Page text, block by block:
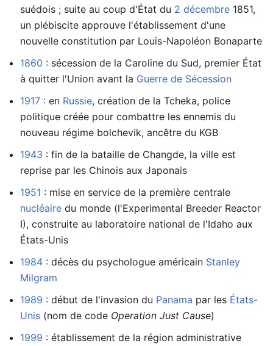
suédois ; suite au coup d'État du 2 décembre 1851,
un plébiscite approuve l'établissement d'une
nouvelle constitution par Louis-Napoléon Bonaparte
1860 : sécession de la Caroline du Sud, premier État
à quitter l'Union avant la Guerre de Sécession
1917 : en Russie, création de la Tcheka, police
politique créée pour combattre les ennemis du
nouveau régime bolchevik, ancêtre du KGB
1943 : fin de la bataille de Changde, la ville est
reprise par les Chinois aux Japonais
1951 : mise en service de la première centrale
nucléaire du monde (l'Experimental Breeder Reactor
I), construite au laboratoire national de l'Idaho aux
États-Unis
1984 : décès du psychologue américain Stanley
Milgram
1989 : début de l'invasion du Panama par les États-
Unis (nom de code Operation Just Cause)
1999 : établissement de la région administrative